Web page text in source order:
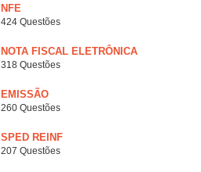
NFE
424 Questões
NOTA FISCAL ELETRÔNICA
318 Questões
EMISSÃO
260 Questões
SPED REINF
207 Questões